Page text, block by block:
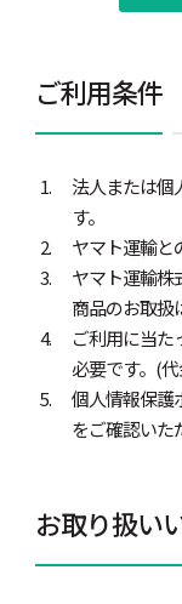
ご利用条件
法人または個
す。
ヤマト運輸と
ヤマト運輸株
商品のお取扱
ご利用に当た
必要です。(
個人情報保護
をご確認いた
お取り扱い